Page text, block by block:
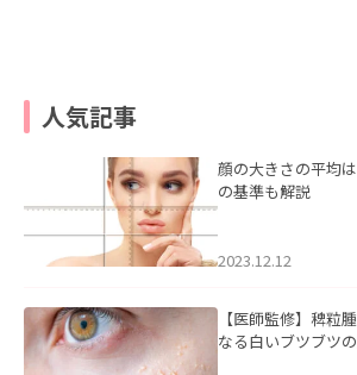
人気記事
顔の大きさの平均
の基準も解説
2023.12.12
【医師監修】稗粒
なる白いブツブツ